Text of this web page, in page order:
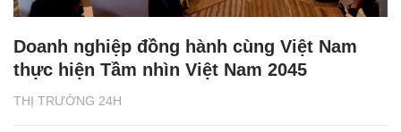
THỊ TRƯỜNG 24H
Doanh nghiệp đồng hành cùng Việt Nam
thực hiện Tầm nhìn Việt Nam 2045